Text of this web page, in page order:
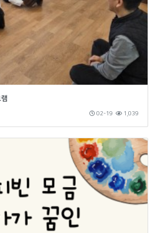
02-19 1,039